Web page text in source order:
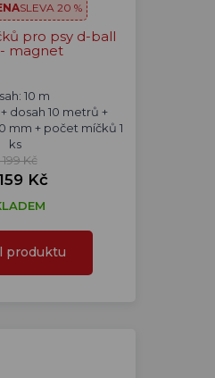
SLEVA 20 %
pro psy d-ball
magnet
10 m
dosah 10 metrů +
mm + počet míčků 1
ks
199 Kč
Kč
produktu